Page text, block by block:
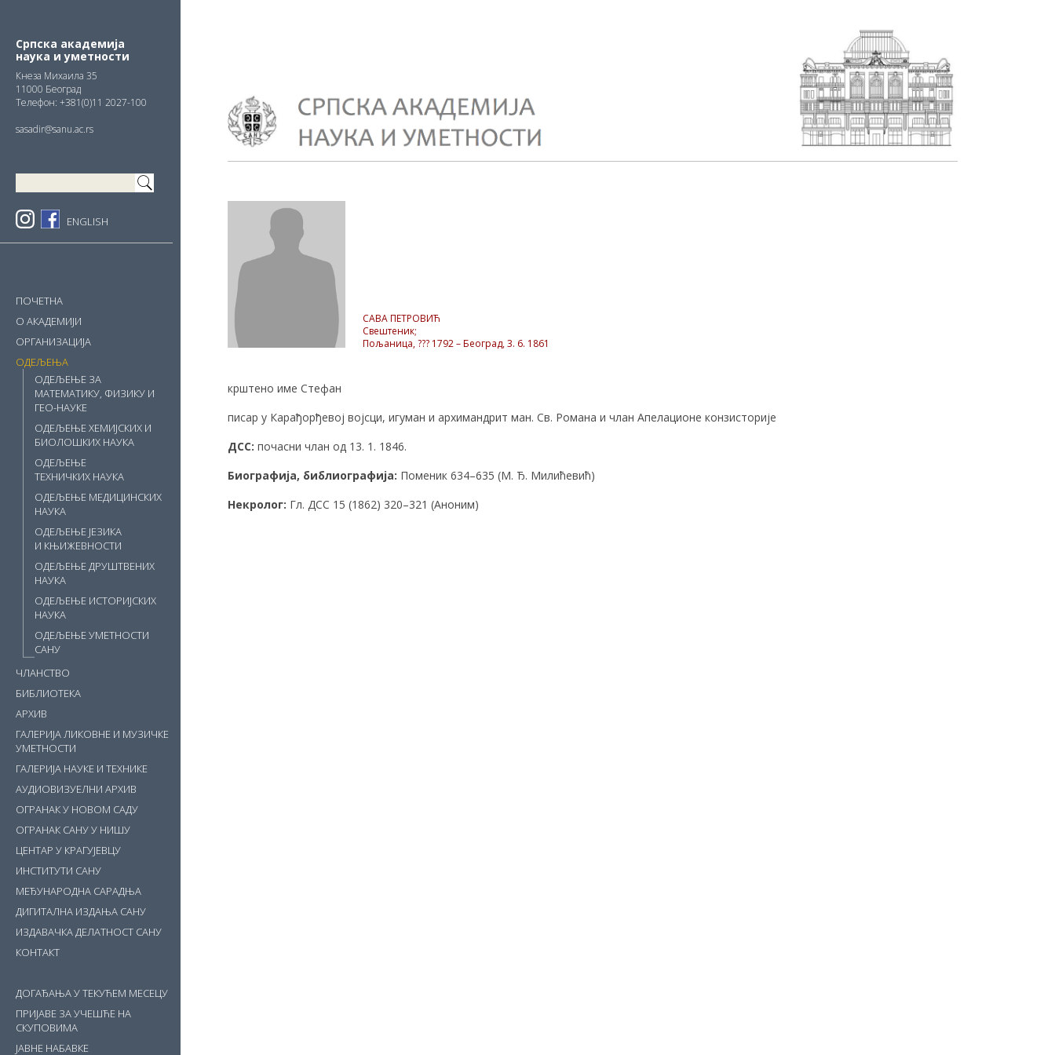
primary
navigation
main
content
primary
sidebar
Српска академија
наука и уметности
Кнезa Михаила 35
11000 Београд
Телефон: +381(0)11 2027-100
sasadir@sanu.ac.rs
ENGLISH
ПОЧЕТНА
О АКАДЕМИЈИ
ОРГАНИЗАЦИЈА
ОДЕЉЕЊА
ОДЕЉЕЊЕ ЗА
МАТЕМАТИКУ, ФИЗИКУ И
ГЕО-НАУКЕ
ОДЕЉЕЊЕ ХЕМИЈСКИХ И
БИОЛОШКИХ НАУКА
ОДЕЉЕЊЕ
ТЕХНИЧКИХ НАУКА
ОДЕЉЕЊЕ МЕДИЦИНСКИХ
НАУКА
ОДЕЉЕЊЕ ЈЕЗИКА
И КЊИЖЕВНОСТИ
ОДЕЉЕЊЕ ДРУШТВЕНИХ
НАУКА
ОДЕЉЕЊЕ ИСТОРИЈСКИХ
НАУКА
ОДЕЉЕЊЕ УМЕТНОСТИ
САНУ
ЧЛАНСТВО
БИБЛИОТЕКА
АРХИВ
ГАЛЕРИЈА ЛИКОВНЕ И МУЗИЧКЕ
УМЕТНОСТИ
ГАЛЕРИЈА НАУКЕ И ТЕХНИКЕ
АУДИОВИЗУЕЛНИ АРХИВ
ОГРАНАК У НОВОМ САДУ
ОГРАНАК САНУ У НИШУ
ЦЕНТАР У КРАГУЈЕВЦУ
ИНСТИТУТИ САНУ
МЕЂУНАРОДНА САРАДЊА
ДИГИТАЛНА ИЗДАЊА САНУ
ИЗДАВАЧКА ДЕЛАТНОСТ САНУ
КОНТАКТ
ДОГАЂАЊА У ТЕКУЋЕМ МЕСЕЦУ
ПРИЈАВЕ ЗА УЧЕШЋЕ НА
СКУПОВИМА
ЈАВНЕ НАБАВКЕ
САВА ПЕТРОВИЋ
Свештеник;
Пољаница, ??? 1792 – Београд, 3. 6. 1861
крштено име Стефан
писар у Карађорђевој војсци, игуман и архимандрит ман. Св. Романа и члан Апелационе конзисторије
ДСС: почасни члан од 13. 1. 1846.
Биографија, библиографија: Поменик 634–635 (М. Ђ. Милићевић)
Некролог: Гл. ДСС 15 (1862) 320–321 (Аноним)